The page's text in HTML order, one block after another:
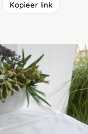
Kopieer link